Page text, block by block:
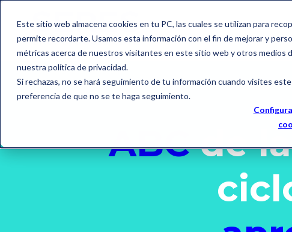
Este sitio web almacena cookies en tu PC, las cuales se utilizan para
permite recordarte. Usamos esta información con el fin de mejorar y
métricas acerca de nuestros visitantes en este sitio web y otros medios
nuestra política de privacidad.
Si rechazas, no se hará seguimiento de tu información cuando visites
preferencia de que no se te haga seguimiento.
ABCde